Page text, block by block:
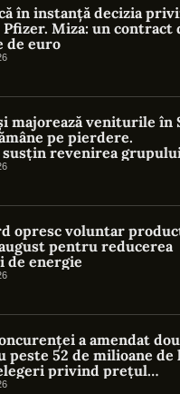
în instanță decizia
Miza: un contract
de euro
majorează veniturile în
pe pierdere.
susțin revenirea
opresc voluntar
pentru reducerea
de energie
a amendat
peste 52 de milioane de
privind prețul